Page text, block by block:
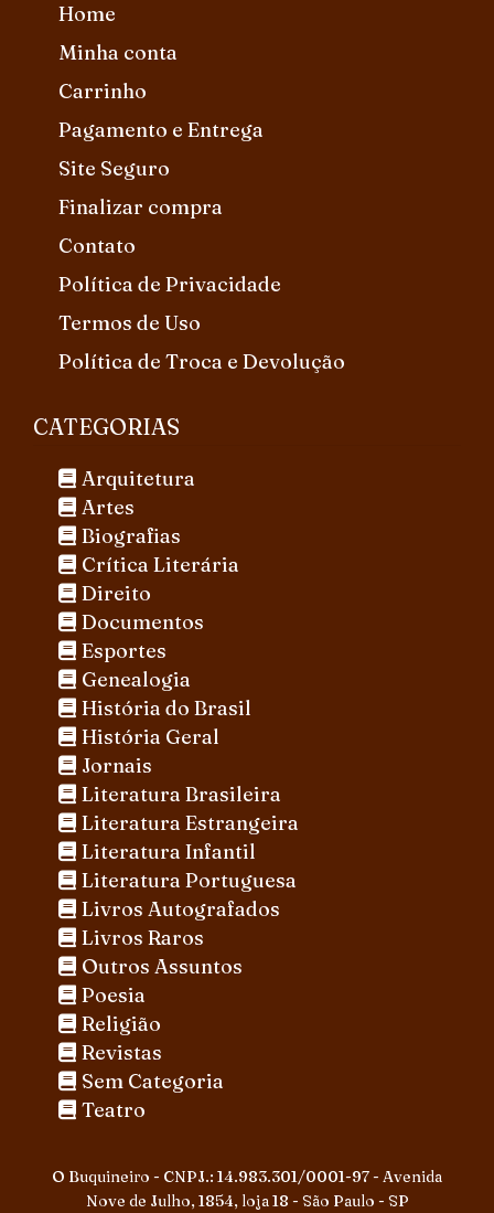
Home
Minha conta
Carrinho
Pagamento e Entrega
Site Seguro
Finalizar compra
Contato
Política de Privacidade
Termos de Uso
Política de Troca e Devolução
CATEGORIAS
Arquitetura
Artes
Biografias
Crítica Literária
Direito
Documentos
Esportes
Genealogia
História do Brasil
História Geral
Jornais
Literatura Brasileira
Literatura Estrangeira
Literatura Infantil
Literatura Portuguesa
Livros Autografados
Livros Raros
Outros Assuntos
Poesia
Religião
Revistas
Sem Categoria
Teatro
O Buquineiro - CNPJ.: 14.983.301/0001-97 - Avenida
Nove de Julho, 1854, loja 18 - São Paulo - SP